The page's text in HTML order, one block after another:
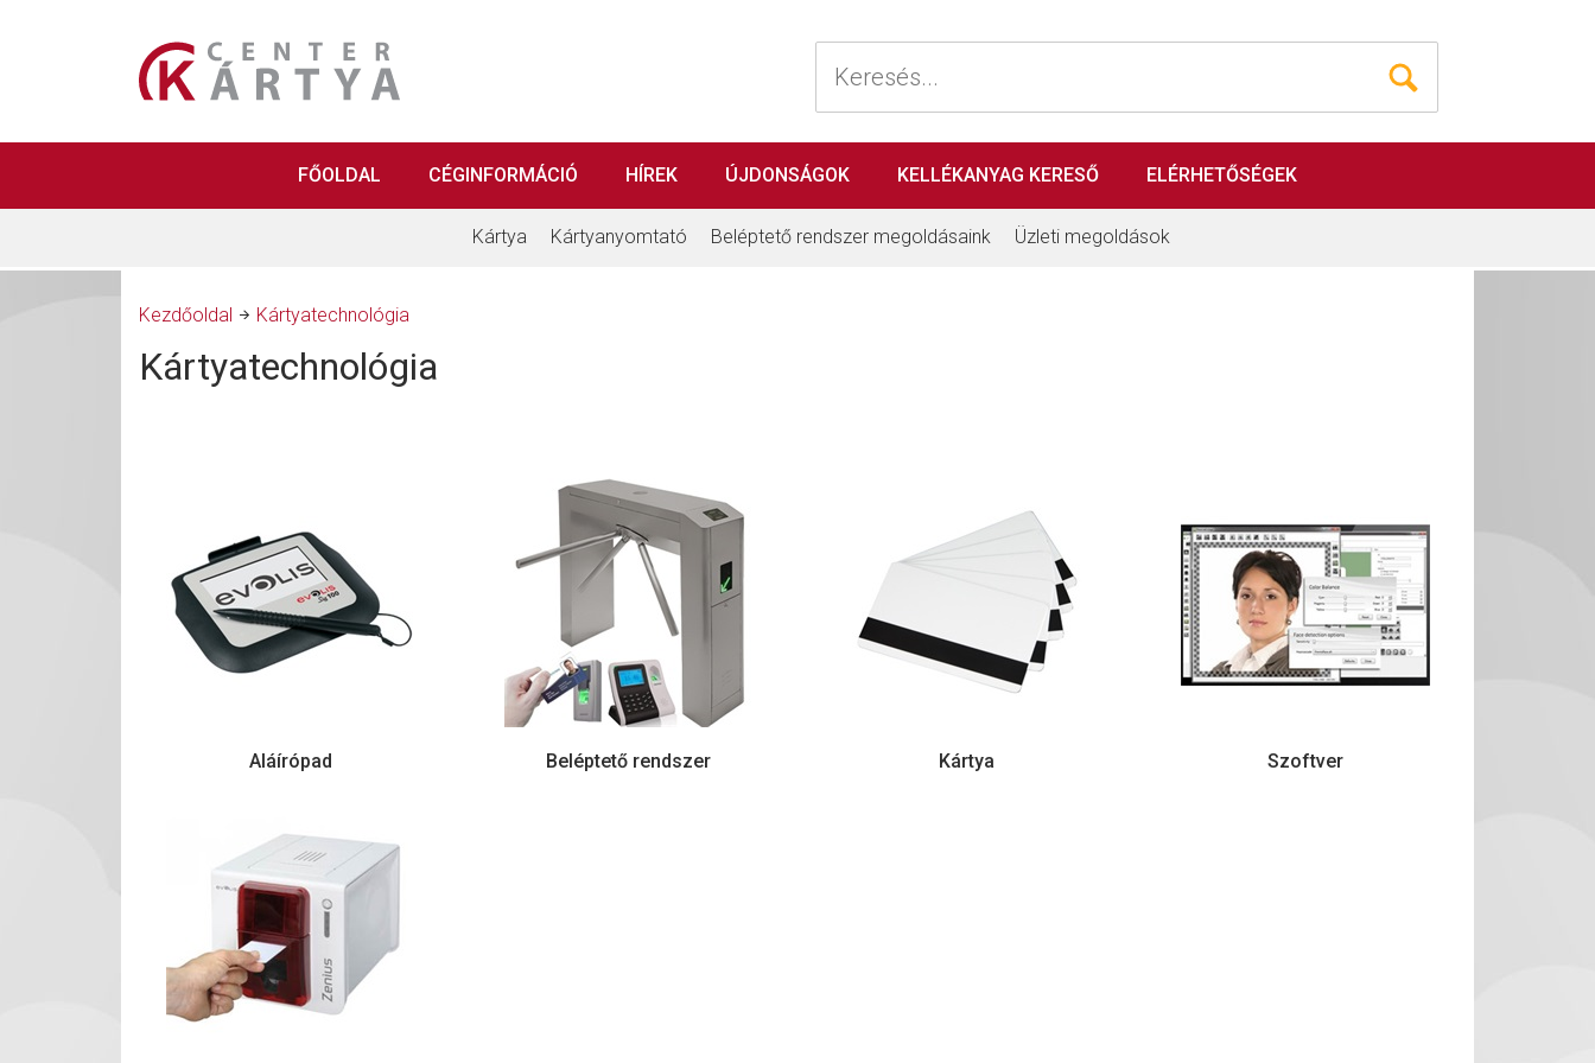
FŐOLDAL CÉGINFORMÁCIÓ HÍREK ÚJDONSÁGOK KELLÉKANYAG KERESŐ ELÉRHETŐSÉGEK
Kártya Kártyanyomtató Beléptető rendszer megoldásaink Üzleti megoldások
Kezdőoldal Kártyatechnológia
Kártyatechnológia
Aláírópad Beléptető rendszer Kártya Szoftver